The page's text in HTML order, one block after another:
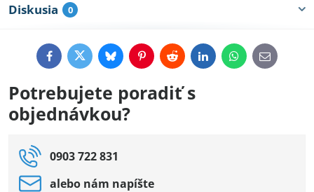
Diskusia 0
FacebookTwitterBlueskyPinterestRedditLinkedInWhatsApp
E-
mail
Potrebujete poradiť s
objednávkou?
0903 722 831
alebo nám napíšte